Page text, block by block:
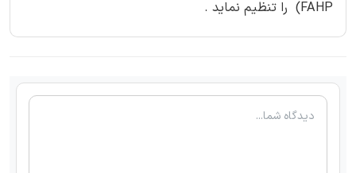
FAHP) را تنظیم نماید .